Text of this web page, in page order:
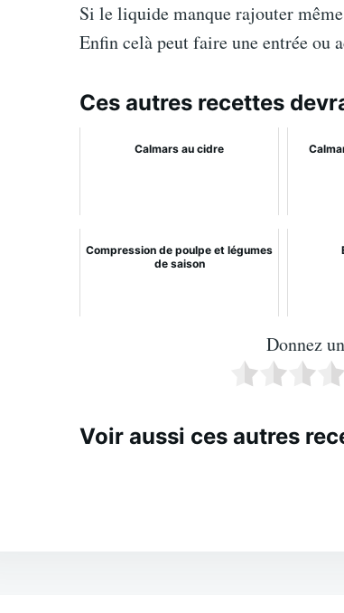
Si le liquide manque rajouter
Enfin celà peut faire une entrée ou
Ces autres recettes
Calmars au cidre
Compression de poulpe et légumes
de saison
Donnez
Voir aussi ces autres